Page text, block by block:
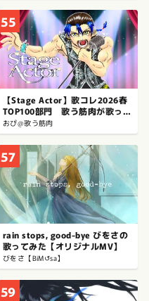
55
【Stage Actor】歌コレ2026春
TOP100部門 歌う筋肉が歌って
みた れとろtoふゅーちゃー様
おぴ@歌う筋肉
57
rain stops, good-bye びをさの
歌ってみた【オリジナルMV】
びをさ【BiM↺sa】
59